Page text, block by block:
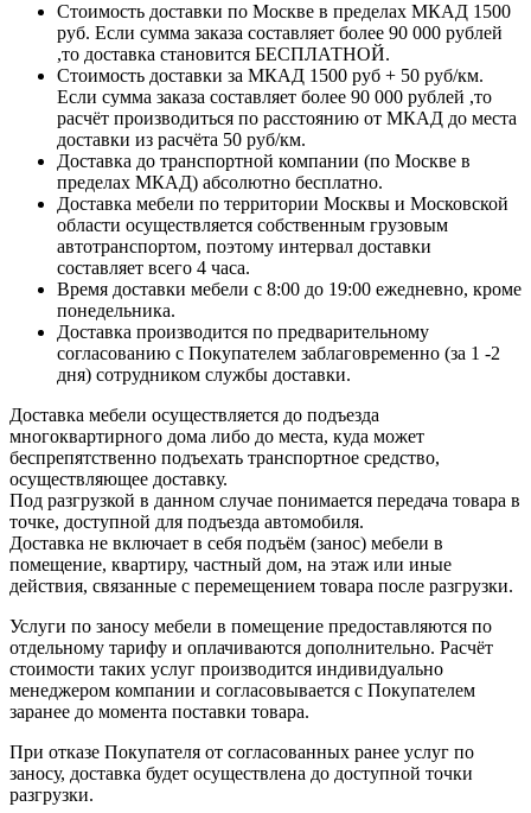
Стоимость доставки по Москве в пределах МКАД 1500
руб. Если сумма заказа составляет более 90 000 рублей
,то доставка становится БЕСПЛАТНОЙ.
Стоимость доставки за МКАД 1500 руб + 50 руб/км.
Если сумма заказа составляет более 90 000 рублей ,то
расчёт производиться по расстоянию от МКАД до места
доставки из расчёта 50 руб/км.
Доставка до транспортной компании (по Москве в
пределах МКАД) абсолютно бесплатно.
Доставка мебели по территории Москвы и Московской
области осуществляется собственным грузовым
автотранспортом, поэтому интервал доставки
составляет всего 4 часа.
Время доставки мебели с 8:00 до 19:00 ежедневно, кроме
понедельника.
Доставка производится по предварительному
согласованию с Покупателем заблаговременно (за 1 -2
дня) сотрудником службы доставки.
Доставка мебели осуществляется до подъезда
многоквартирного дома либо до места, куда может
беспрепятственно подъехать транспортное средство,
осуществляющее доставку.
Под разгрузкой в данном случае понимается передача товара в
точке, доступной для подъезда автомобиля.
Доставка не включает в себя подъём (занос) мебели в
помещение, квартиру, частный дом, на этаж или иные
действия, связанные с перемещением товара после разгрузки.
Услуги по заносу мебели в помещение предоставляются по
отдельному тарифу и оплачиваются дополнительно. Расчёт
стоимости таких услуг производится индивидуально
менеджером компании и согласовывается с Покупателем
заранее до момента поставки товара.
При отказе Покупателя от согласованных ранее услуг по
заносу, доставка будет осуществлена до доступной точки
разгрузки.